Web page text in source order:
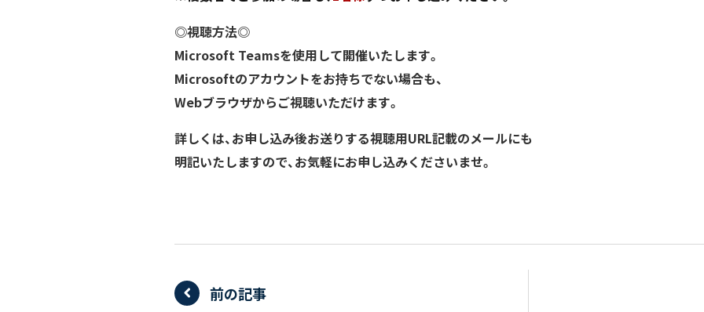
◎視聴方法◎
Microsoft Teamsを使用して開催いたします。
Microsoftのアカウントをお持ちでない場合も、
Webブラウザからご視聴いただけます。
詳しくは、お申し込み後お送りする視聴用URL記載のメールにも
明記いたしますので、お気軽にお申し込みくださいませ。
前の記事